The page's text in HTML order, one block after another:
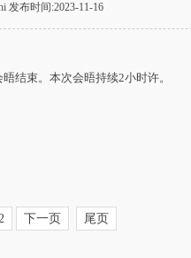
发布时间:2023-11-16
束。本次会晤持续2小时许。
下一页 尾页